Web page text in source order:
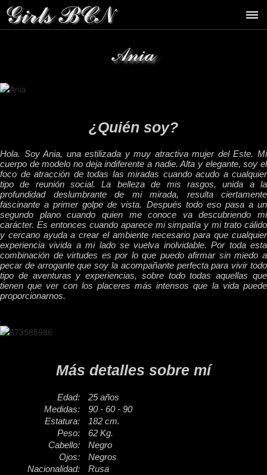
Ania
¿Quién soy?
Hola. Soy Ania, una estilizada y muy atractiva mujer del Este. Mi
cuerpo de modelo no deja indiferente a nadie. Alta y elegante, soy el
foco de atracción de todas las miradas cuando acudo a cualquier
tipo de reunión social. La belleza de mis rasgos, unida a la
profundidad deslumbrante de mi mirada, resulta ciertamente
fascinante a primer golpe de vista. Después todo eso pasa a un
segundo plano cuando quien me conoce va descubriendo mi
carácter. Es entonces cuando aparece mi simpatía y mi trato cálido
y cercano ayuda a crear el ambiente necesario para que cualquier
experiencia vivida a mi lado se vuelva inolvidable. Por toda esta
combinación de virtudes es por lo que puedo afirmar sin miedo a
pecar de arrogante que soy la acompañante perfecta para vivir todo
tipo de aventuras y experiencias, sobre todo todas aquellas que
tienen que ver con los placeres más intensos que la vida puede
proporcionarnos.
Más detalles sobre mí
Edad:
25 años
Medidas:
90 - 60 - 90
Estatura:
182 cm.
Peso:
62 Kg.
Cabello:
Negro
Ojos:
Negros
Nacionalidad:
Rusa